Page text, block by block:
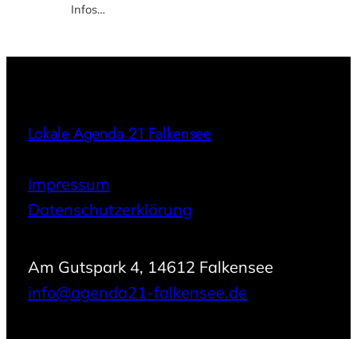
Infos…
Lokale Agenda 21 Falkensee
Impressum
Datenschutzerklärung
Am Gutspark 4, 14612 Falkensee
info@agenda21-falkensee.de